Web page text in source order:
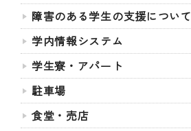
障害のある学生の支援について
学内情報システム
学生寮・アパート
駐車場
食堂・売店